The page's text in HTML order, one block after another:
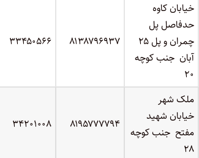
خیابان کاوه
حدفاصل پل
چمران و پل ۲۵
آبان جنب کوچه
۲۰
۸۱۳۸۷۹۶۹۳۷ ۳۳۴۵۰۵۶۶
ملک شهر
خیابان شهید
مفتح جنب کوچه
۲۸
۸۱۹۵۷۷۷۷۹۴ ۳۴۲۰۱۰۰۸